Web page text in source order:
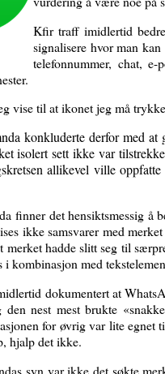
Kfir traff imidlertid
signalisere hvor man
telefonnummer, chat,
vise til at ikonet jeg må
konkluderte derfor med
isolert sett ikke var
allikevel ville
finner det hensiktsmessig å
ikke samsvarer med
merket hadde slitt seg til
i kombinasjon med
dokumentert at
den nest mest brukte
for øvrig var lite egnet
hjalp det ikke.
syn var ikke det søkte